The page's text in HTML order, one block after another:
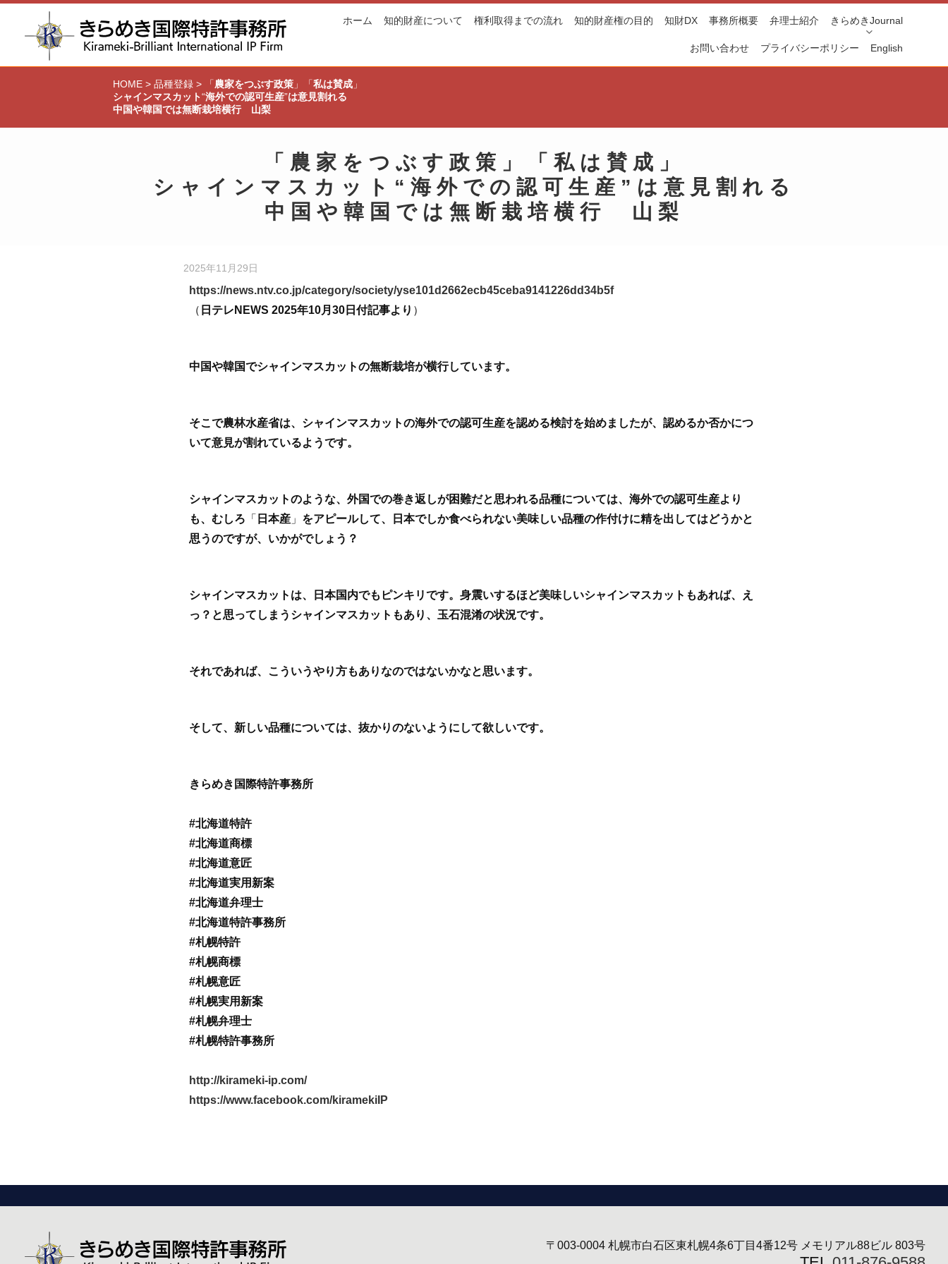
ホーム 知的財産について 権利取得までの流れ 知的財産権の目的 知財DX 事務所概要 弁理士紹介 きらめきJournal
お問い合わせ プライバシーポリシー English
HOME > 品種登録 > 「 農家をつぶす政策 」「 私は賛成 」
シャインマスカット “海外での認可生産”は意見割れる
中国や韓国では無断栽培横行 山梨
「 農家をつぶす政策 」「私は賛成 」
シャインマスカット “ 海外での認可生産 ” は意見割れる
中国や韓国では無断栽培横行 山梨
2025年11月29日
https://news.ntv.co.jp/category/society/yse101d2662ecb45ceba9141226dd34b5f
（ 日テレNEWS 2025年10月30日付記事より ）
中国や韓国でシャインマスカットの無断栽培が横行しています。
そこで農林水産省は、シャインマスカットの海外での認可生産を認める検討を始めましたが、認めるか否かにつ
いて意見が割れているようです。
シャインマスカットのような、外国での巻き返しが困難だと思われる品種については、海外での認可生産より
も、むしろ 「 日本産 」 をアピールして、日本でしか食べられない美味しい品種の作付けに精を出してはどうかと
思うのですが、いかがでしょう？
シャインマスカットは、日本国内でもピンキリです。身震いするほど美味しいシャインマスカットもあれば、え
っ？と思ってしまうシャインマスカットもあり、玉石混淆の状況です。
それであれば、こういうやり方もありなのではないかなと思います。
そして、新しい品種については、抜かりのないようにして欲しいです。
きらめき国際特許事務所
#北海道特許
#北海道商標
#北海道意匠
#北海道実用新案
#北海道弁理士
#北海道特許事務所
#札幌特許
#札幌商標
#札幌意匠
#札幌実用新案
#札幌弁理士
#札幌特許事務所
http://kirameki-ip.com/
https://www.facebook.com/kiramekiIP
〒003-0004 札幌市白石区東札幌4条6丁目4番12号 メモリアル88ビル 803号